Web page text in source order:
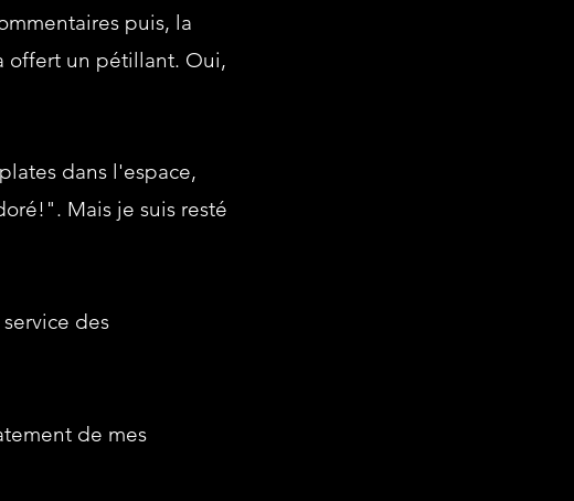
puis, la
offert un pétillant. Oui,
dans l'espace,
Mais je suis resté
des
de mes